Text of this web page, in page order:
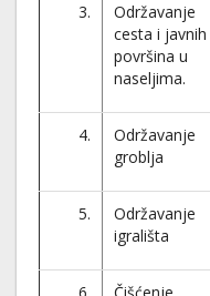
3.
Održavanje
cesta i javnih
površina u
naseljima.
4.
Održavanje
groblja
5.
Održavanje
igrališta